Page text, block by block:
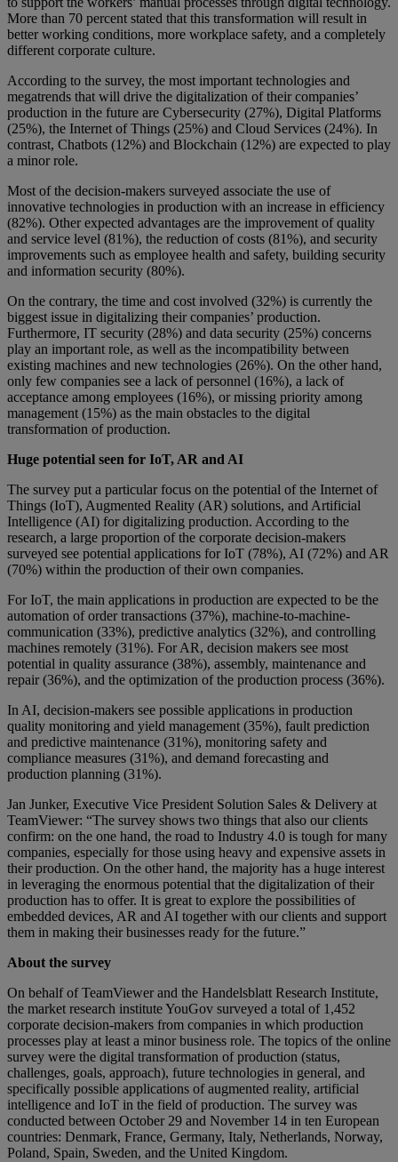
More than 70 percent stated that this transformation will result in
better working conditions, more workplace safety, and a completely
different corporate culture.
According to the survey, the most important technologies and
megatrends that will drive the digitalization of their companies’
production in the future are Cybersecurity (27%), Digital Platforms
(25%), the Internet of Things (25%) and Cloud Services (24%). In
contrast, Chatbots (12%) and Blockchain (12%) are expected to play
a minor role.
Most of the decision-makers surveyed associate the use of
innovative technologies in production with an increase in efficiency
(82%). Other expected advantages are the improvement of quality
and service level (81%), the reduction of costs (81%), and security
improvements such as employee health and safety, building security
and information security (80%).
On the contrary, the time and cost involved (32%) is currently the
biggest issue in digitalizing their companies’ production.
Furthermore, IT security (28%) and data security (25%) concerns
play an important role, as well as the incompatibility between
existing machines and new technologies (26%). On the other hand,
only few companies see a lack of personnel (16%), a lack of
acceptance among employees (16%), or missing priority among
management (15%) as the main obstacles to the digital
transformation of production.
Huge potential seen for IoT, AR and AI
The survey put a particular focus on the potential of the Internet of
Things (IoT), Augmented Reality (AR) solutions, and Artificial
Intelligence (AI) for digitalizing production. According to the
research, a large proportion of the corporate decision-makers
surveyed see potential applications for IoT (78%), AI (72%) and AR
(70%) within the production of their own companies.
For IoT, the main applications in production are expected to be the
automation of order transactions (37%), machine-to-machine-
communication (33%), predictive analytics (32%), and controlling
machines remotely (31%). For AR, decision makers see most
potential in quality assurance (38%), assembly, maintenance and
repair (36%), and the optimization of the production process (36%).
In AI, decision-makers see possible applications in production
quality monitoring and yield management (35%), fault prediction
and predictive maintenance (31%), monitoring safety and
compliance measures (31%), and demand forecasting and
production planning (31%).
Jan Junker, Executive Vice President Solution Sales & Delivery at
TeamViewer: “The survey shows two things that also our clients
confirm: on the one hand, the road to Industry 4.0 is tough for many
companies, especially for those using heavy and expensive assets in
their production. On the other hand, the majority has a huge interest
in leveraging the enormous potential that the digitalization of their
production has to offer. It is great to explore the possibilities of
embedded devices, AR and AI together with our clients and support
them in making their businesses ready for the future.”
About the survey
On behalf of TeamViewer and the Handelsblatt Research Institute,
the market research institute YouGov surveyed a total of 1,452
corporate decision-makers from companies in which production
processes play at least a minor business role. The topics of the online
survey were the digital transformation of production (status,
challenges, goals, approach), future technologies in general, and
specifically possible applications of augmented reality, artificial
intelligence and IoT in the field of production. The survey was
conducted between October 29 and November 14 in ten European
countries: Denmark, France, Germany, Italy, Netherlands, Norway,
Poland, Spain, Sweden, and the United Kingdom.